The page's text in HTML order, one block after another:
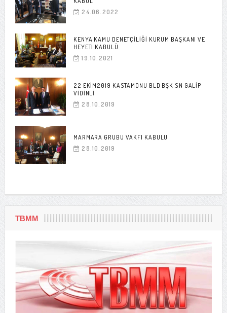
24.06.2022
KENYA KAMU DENETÇILIĞI KURUM BAŞKANI VE
HEYETI KABULÜ
19.10.2021
22 EKIM2019 KASTAMONU BLD BŞK SN GALIP
VIDINLI
28.10.2019
MARMARA GRUBU VAKFI KABULU
28.10.2019
TBMM